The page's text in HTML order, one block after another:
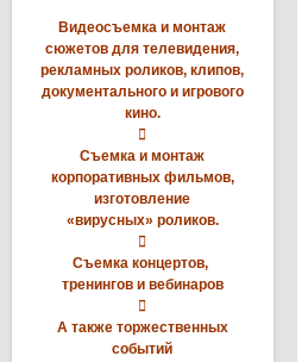
Видеосъемка и монтаж
сюжетов для телевидения,
рекламных роликов, клипов,
документального и игрового
кино.

Съемка и монтаж
корпоративных фильмов,
изготовление
«вирусных» роликов.

Съемка концертов,
тренингов и вебинаров

А также торжественных
событий